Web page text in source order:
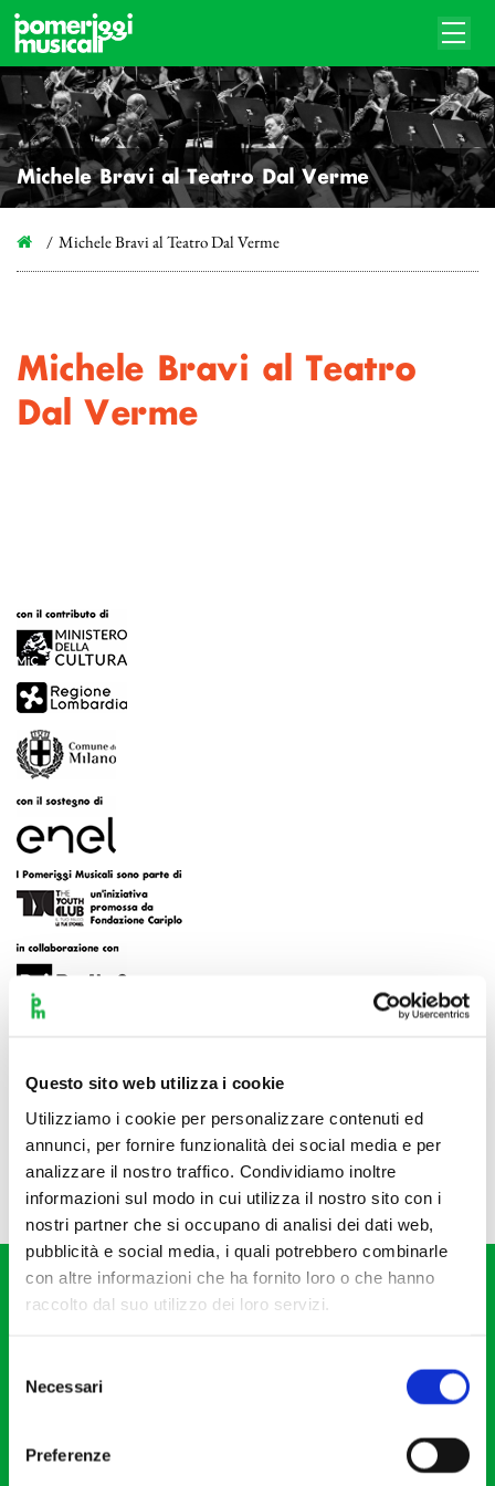
Questo sito web utilizza i cookie
Utilizziamo i cookie per personalizzare contenuti ed
annunci, per fornire funzionalità dei social media e per
analizzare il nostro traffico. Condividiamo inoltre
informazioni sul modo in cui utilizza il nostro sito con i
nostri partner che si occupano di analisi dei dati web,
pubblicità e social media, i quali potrebbero combinarle
con altre informazioni che ha fornito loro o che hanno
raccolto dal suo utilizzo dei loro servizi.
delNecessari
Preferenze
Michele Bravi al Teatro Dal Verme
Michele Bravi al Teatro Dal Verme
Michele Bravi al Teatro
Dal Verme
20121 Milano